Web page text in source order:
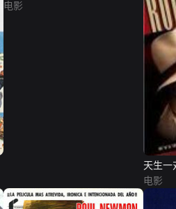
电影
天生一
电影